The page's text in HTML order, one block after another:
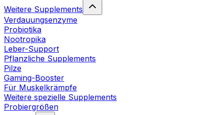
Weitere Supplements
Verdauungsenzyme
Probiotika
Nootropika
Leber-Support
Pflanzliche Supplements
Pilze
Gaming-Booster
Für Muskelkrämpfe
Weitere spezielle Supplements
Probiergrößen